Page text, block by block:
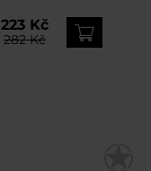
223 Kč
282 Kč